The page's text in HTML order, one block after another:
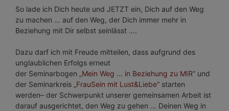
So lade ich Dich heute und JETZT ein, Dich auf den Weg
zu machen … auf den Weg, der Dich immer mehr in
Beziehung mit Dir selbst seinlässt ….
Dazu darf ich mit Freude mitteilen, dass aufgrund des
unglaublichen Erfolgs erneut
der Seminarbogen „ Mein Weg … in Beziehung zu MIR“ und
der Seminarkreis „FrauSein mit Lust&Liebe“ starten
werden– der Schwerpunkt unserer gemeinsamen Arbeit ist
darauf ausgerichtet, den Weg zu gehen … Deinen Weg in